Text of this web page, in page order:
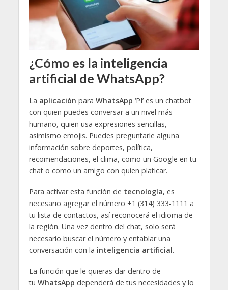
¿Cómo es la inteligencia
artificial de WhatsApp?
La aplicación para WhatsApp ‘PI’ es un chatbot
con quien puedes conversar a un nivel más
humano, quien usa expresiones sencillas,
asimismo emojis. Puedes preguntarle alguna
información sobre deportes, política,
recomendaciones, el clima, como un Google en tu
chat o como un amigo con quien platicar.
Para activar esta función de tecnología, es
necesario agregar el número +1 (314) 333-1111 a
tu lista de contactos, así reconocerá el idioma de
la región. Una vez dentro del chat, solo será
necesario buscar el número y entablar una
conversación con la inteligencia artificial.
La función que le quieras dar dentro de
tu WhatsApp dependerá de tus necesidades y lo